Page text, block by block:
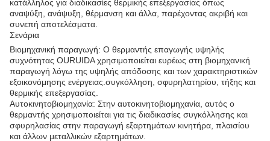
κατάλληλος για διαδικασίες θερμικής επεξεργασίας όπως
αναψύξη, ανάψυξη, θέρμανση και άλλα, παρέχοντας ακριβή και
συνεπή αποτελέσματα.
Σενάρια
Βιομηχανική παραγωγή: Ο θερμαντής επαγωγής υψηλής
συχνότητας OURUIDA χρησιμοποιείται ευρέως στη βιομηχανική
παραγωγή λόγω της υψηλής απόδοσης και των χαρακτηριστικών
εξοικονόμησης ενέργειας.συγκόλληση, σφυρηλατηρίου, τήξης και
θερμικής επεξεργασίας.
Αυτοκινητοβιομηχανία: Στην αυτοκινητοβιομηχανία, αυτός ο
θερμαντής χρησιμοποιείται για τις διαδικασίες συγκόλλησης και
σφυρηλασίας στην παραγωγή εξαρτημάτων κινητήρα, πλαισίου
και άλλων μεταλλικών εξαρτημάτων.